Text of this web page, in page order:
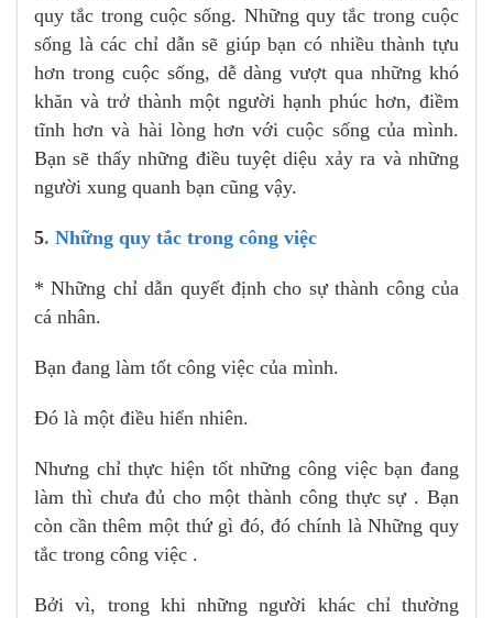
quy tắc trong cuộc sống. Những quy tắc trong cuộc
sống là các chỉ dẫn sẽ giúp bạn có nhiều thành tựu
hơn trong cuộc sống, dễ dàng vượt qua những khó
khăn và trở thành một người hạnh phúc hơn, điềm
tĩnh hơn và hài lòng hơn với cuộc sống của mình.
Bạn sẽ thấy những điều tuyệt diệu xảy ra và những
người xung quanh bạn cũng vậy.
5. Những quy tắc trong công việc
* Những chỉ dẫn quyết định cho sự thành công của
cá nhân.
Bạn đang làm tốt công việc của mình.
Đó là một điều hiển nhiên.
Nhưng chỉ thực hiện tốt những công việc bạn đang
làm thì chưa đủ cho một thành công thực sự . Bạn
còn cần thêm một thứ gì đó, đó chính là Những quy
tắc trong công việc .
Bởi vì, trong khi những người khác chỉ thường